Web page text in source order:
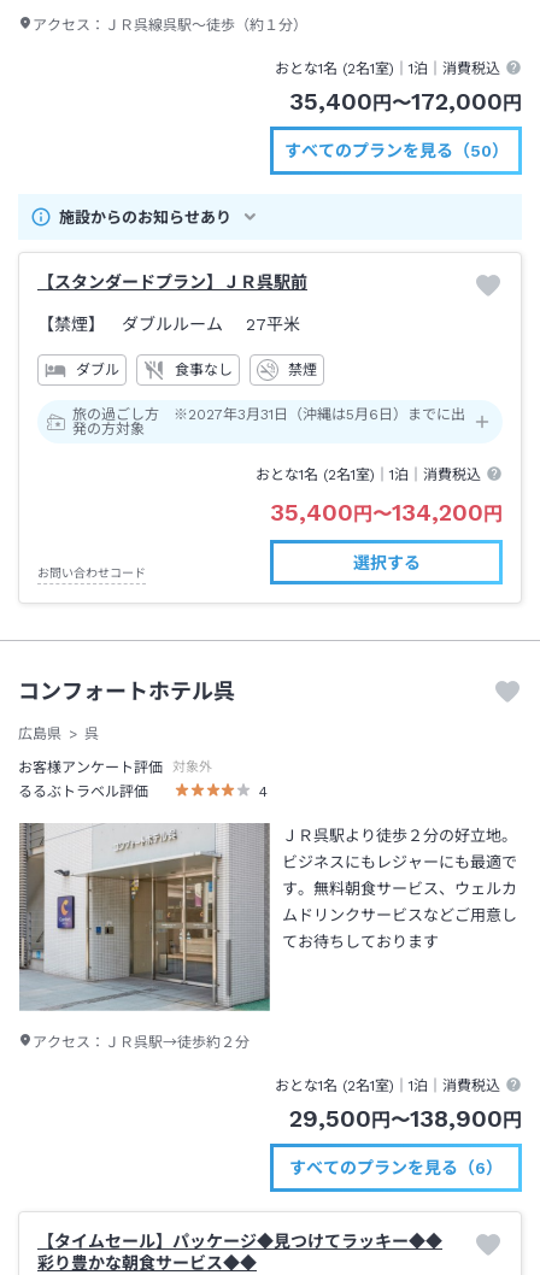
アクセス： ＪＲ呉線呉駅～徒歩（約１分）
おとな1名 (2名1室)｜1泊 ｜消費税込
35,400 円 〜172,000 円
すべてのプランを見る（50）
施設からのお知らせあり
【スタンダードプラン】ＪＲ呉駅前
【禁煙】 ダブルルーム 27平米
ダブル 食事なし 禁煙
旅の過ごし方 ※2027年3月31日（沖縄は5月6日）までに出
発の方対象
おとな1名 (2名1室)｜1泊 ｜消費税込
35,400 円 〜134,200 円
お問い合わせコード
選択する
コンフォートホテル呉
広島県
呉
お客様アンケート評価
対象外
るるぶトラベル評価 4
ＪＲ呉駅より徒歩２分の好立地。
ビジネスにもレジャーにも最適で
す。無料朝食サービス、ウェルカ
ムドリンクサービスなどご用意し
てお待ちしております
アクセス： ＪＲ呉駅→徒歩約２分
おとな1名 (2名1室)｜1泊 ｜消費税込
29,500 円 〜138,900 円
すべてのプランを見る（6）
【タイムセール】パッケージ◆見つけてラッキー◆◆
彩り豊かな朝食サービス◆◆